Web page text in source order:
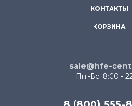
КОНТАКТЫ
КОРЗИНА
sale@hfe-
Пн.-Вс. 8:00 -